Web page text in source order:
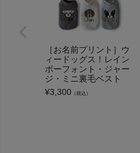
［お名前プリント］ウ
ィードッグス！レイン
ボーフォント・ジャー
ジ・ミニ裏毛ベスト
¥3,300 （税込）